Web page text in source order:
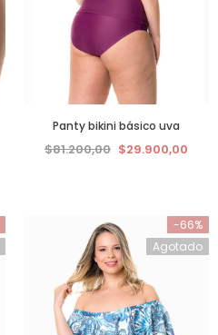
Panty bikini básico uva
$81.200,00 $29.900,00
-66%
Agotado